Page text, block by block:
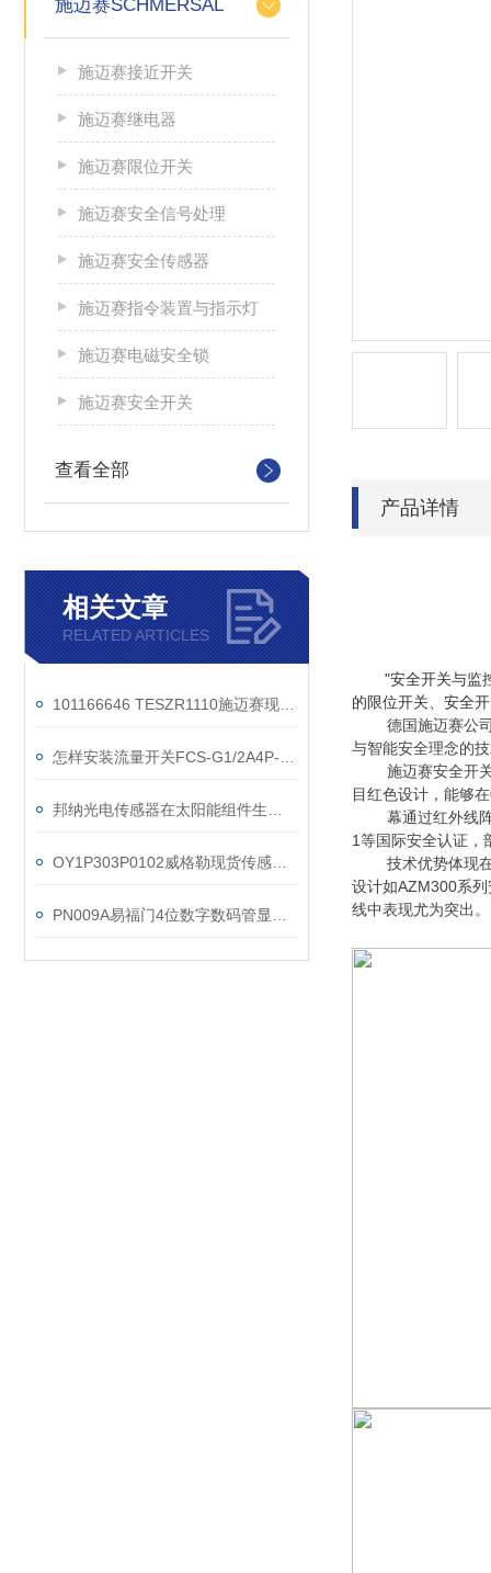
施迈赛SCHMERSAL
施迈赛接近开关
施迈赛继电器
施迈赛限位开关
施迈赛安全信号处理
施迈赛安全传感器
施迈赛指令装置与指示灯
施迈赛电磁安全锁
施迈赛安全开关
查看全部
相关文章
RELATED ARTICLES
产品详情
"安全开关与监
的限位开关、安全
德国施迈赛公
与智能安全理念的
施迈赛安全开
目红色设计，能够
幕通过红外线
1等国际安全认证，
技术优势体现
设计如AZM300系
线中表现尤为突出。